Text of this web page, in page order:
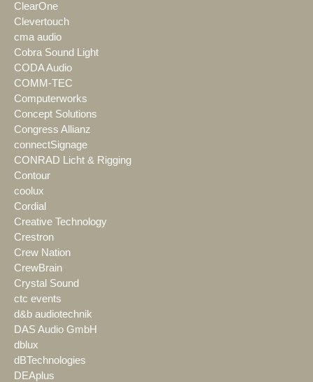
ClearOne
Clevertouch
cma audio
Cobra Sound Light
CODA Audio
COMM-TEC
Computerworks
Concept Solutions
Congress Allianz
connectSignage
CONRAD Licht & Rigging
Contour
coolux
Cordial
Creative Technology
Crestron
Crew Nation
CrewBrain
Crystal Sound
ctc events
d&b audiotechnik
DAS Audio GmbH
dblux
dBTechnologies
DEAplus